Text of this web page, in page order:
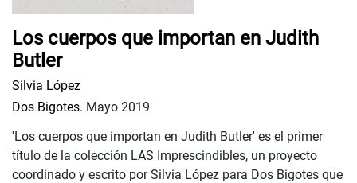
Los cuerpos que importan en Judith
Butler
Silvia López
Dos Bigotes. Mayo 2019
'Los cuerpos que importan en Judith Butler' es el primer
título de la colección LAS Imprescindibles, un proyecto
coordinado y escrito por Silvia López para Dos Bigotes que